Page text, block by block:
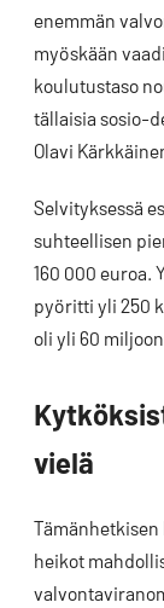
enemmän
myöskään
koulutustaso
tällaisia sosio-
Olavi
Selvityksessä
suhteellisen
160 000 euroa.
pyöritti yli 250
oli yli 60
vielä
heikot